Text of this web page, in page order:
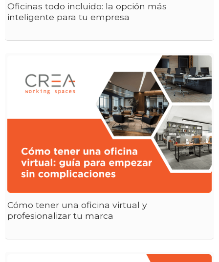
Oficinas todo incluido: la opción más
inteligente para tu empresa
Cómo tener una oficina virtual y
profesionalizar tu marca